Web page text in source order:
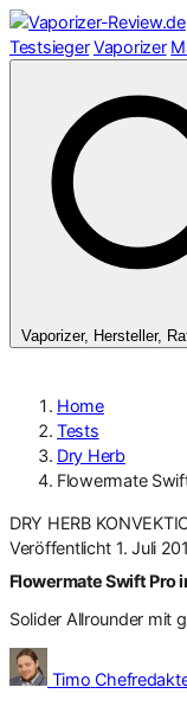
Zum
Inhalt
Testsieger Vaporizer
Vaporizer, Hersteller,
Home
Tests
Dry Herb
Flowermate
DRY HERB
Veröffentlicht 1. Juli
Flowermate Swift Pro
Solider Allrounder mit
Timo